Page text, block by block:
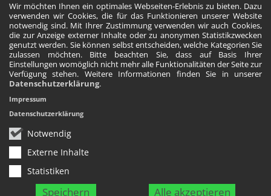
Wir möchten Ihnen ein optimales Webseiten-Erlebnis zu bieten. Dazu
verwenden wir Cookies, die für das Funktionieren unserer Website
notwendig sind. Mit Ihrer Zustimmung verwenden wir auch Cookies,
die zur Anzeige externer Inhalte oder zu anonymen Statistikzwecken
genutzt werden. Sie können selbst entscheiden, welche Kategorien Sie
zulassen möchten. Bitte beachten Sie, dass auf Basis Ihrer
Einstellungen womöglich nicht mehr alle Funktionalitäten der Seite zur
Verfügung stehen. Weitere Informationen finden Sie in unserer
Datenschutzerklärung.
Notwendig
Externe Inhalte
Statistiken
Speichern Alle akzeptieren
Impressum
Datenschutzerklärung